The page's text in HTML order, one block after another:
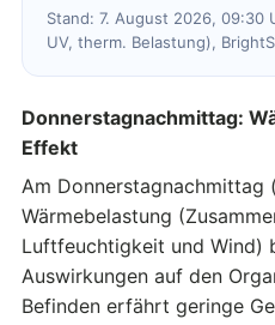
Stand: 7. August 2026, 09:30
UV, therm. Belastung),
Donnerstagnachmittag:
Effekt
Am Donnerstagnachmittag
Wärmebelastung
Luftfeuchtigkeit und Wind)
Auswirkungen auf den
Befinden erfährt geringe